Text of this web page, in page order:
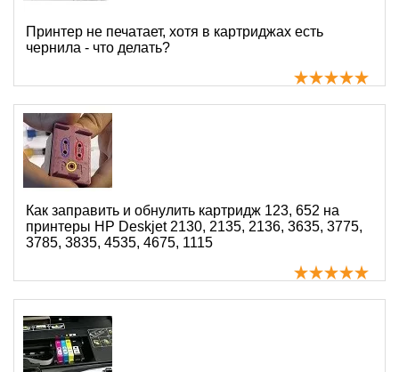
Принтер не печатает, хотя в картриджах есть
чернила - что делать?
Как заправить и обнулить картридж 123, 652 на
принтеры HP Deskjet 2130, 2135, 2136, 3635, 3775,
3785, 3835, 4535, 4675, 1115